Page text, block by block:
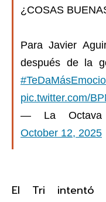
¿COSAS
Para Javier
después de la
pic.twitter.com/
— La Octava
October 12, 2025
El Tri intentó